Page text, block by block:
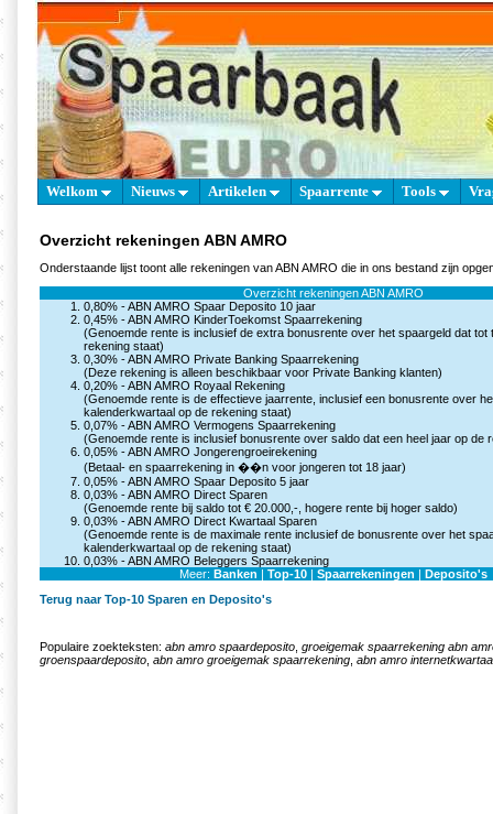
Welkom Nieuws Artikelen Spaarrente Tools
Overzicht rekeningen ABN AMRO
Onderstaande lijst toont alle rekeningen van ABN AMRO die in ons bestand zijn
Overzicht rekeningen ABN AMRO
0,80% -ABN AMRO Spaar Deposito 10 jaar
0,45% -ABN AMRO KinderToekomst Spaarrekening
(Genoemde rente is inclusief de extra bonusrente over het spaargeld dat tot
rekening staat)
0,30% -ABN AMRO Private Banking Spaarrekening
(Deze rekening is alleen beschikbaar voor Private Banking klanten)
0,20% -ABN AMRO Royaal Rekening
(Genoemde rente is de effectieve jaarrente, inclusief een bonusrente over
kalenderkwartaal op de rekening staat)
0,07% -ABN AMRO Vermogens Spaarrekening
(Genoemde rente is inclusief bonusrente over saldo dat een heel jaar op de
0,05% -ABN AMRO Jongerengroeirekening
(Betaal- en spaarrekening in ��n voor jongeren tot 18 jaar)
0,05% -ABN AMRO Spaar Deposito 5 jaar
0,03% -ABN AMRO Direct Sparen
(Genoemde rente bij saldo tot € 20.000,-, hogere rente bij hoger saldo)
0,03% -ABN AMRO Direct Kwartaal Sparen
(Genoemde rente is de maximale rente inclusief de bonusrente over het
kalenderkwartaal op de rekening staat)
0,03% -ABN AMRO Beleggers Spaarrekening
Meer: Banken | Top-10| Spaarrekeningen | Deposito's
Terug naar Top-10 Sparen en Deposito's
Populaire zoekteksten: abn amro spaardeposito groeigemak spaarrekening abn
groenspaardeposito abn amro groeigemak spaarrekening abn amro